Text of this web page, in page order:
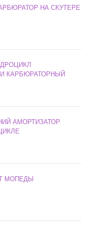
НА СКУТЕРЕ
КАРБЮРАТОРНЫЙ
АМОРТИЗАТОР
МОПЕДЫ